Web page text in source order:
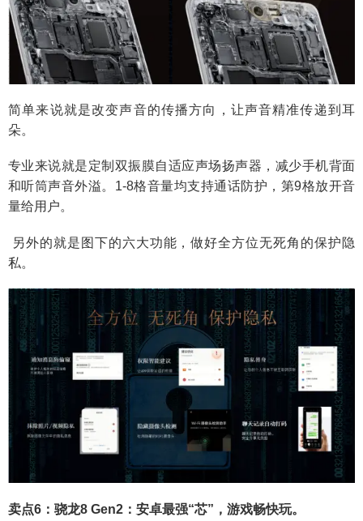
简单来说就是改变声音的传播方向，让声音精准传递到耳
朵。
专业来说就是定制双振膜自适应声场扬声器，减少手机背面
和听筒声音外溢。1-8格音量均支持通话防护，第9格放开音
量给用户。
另外的就是图下的六大功能，做好全方位无死角的保护隐
私。
卖点6：骁龙8 Gen2：安卓最强“芯”，游戏畅快玩。